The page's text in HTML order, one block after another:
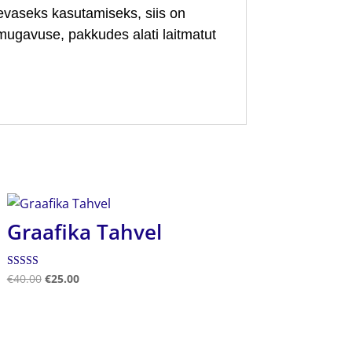
kasutamiseks, siis on
pakkudes alati laitmatut
Graafika Tahvel
Hinnanguga
5.00
€40.00 €25.00